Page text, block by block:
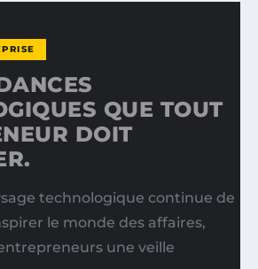
QUE TOUT
DOIT
technologique continue de
le monde des affaires,
une veille